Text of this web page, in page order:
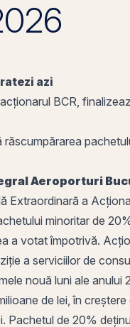
azi
BCR,
Aeroporturi
Extraordinară a
minoritar de
a votat împotrivă.
a serviciilor de
nouă luni ale anului
de lei, în
Pachetul de 20%